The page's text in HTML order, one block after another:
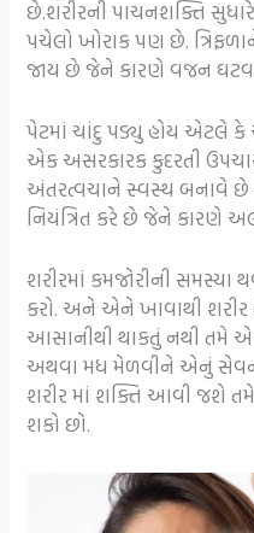
છે.શરીરની પાચનશક્તિ
પચેલો ખોરાક પણ છે.
જાય છે જેને કારણે વજન
પેટમાં ચાંદુ પડ્યુ હોય એટલે કે
એક અસરકારક કુદરતી
અંતરત્વચાને સ્વસ્થ બનાવે છે
નિયંત્રિત કરે છે જેને કારણે
શરીરમાં કમજોરીની સમસ્યા
કરો. અને એને ખાવાથી
આસાનીથી થાકતું નથી તમે
અથવા મધ મેળવીને એનું
શરીર માં શક્તિ આવી જશે
શકો છો.